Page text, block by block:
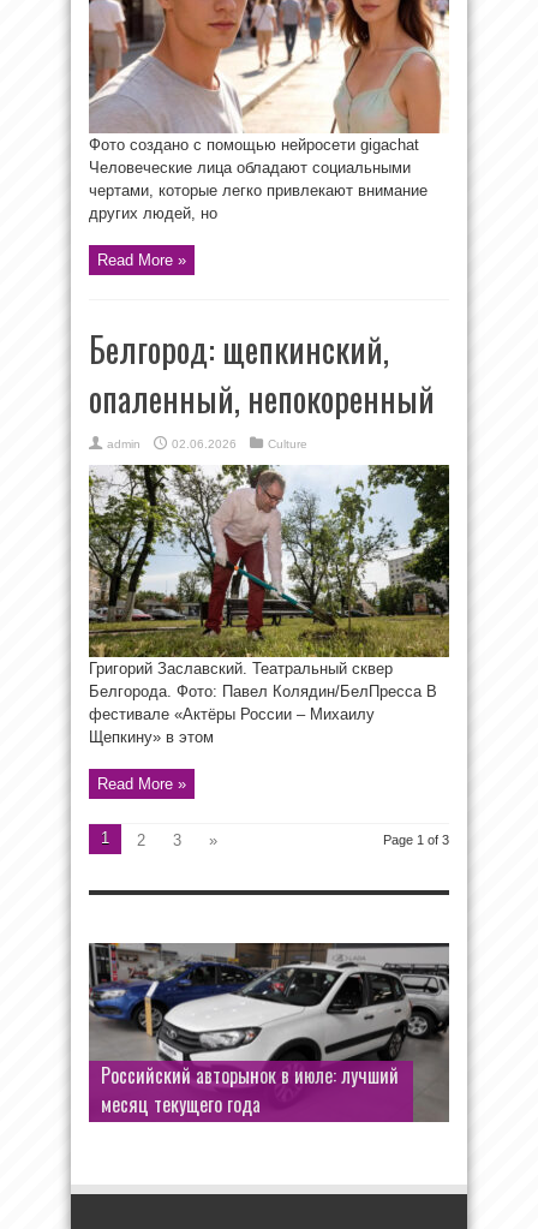
Фото создано с помощью нейросети gigachat
Человеческие лица обладают социальными
чертами, которые легко привлекают внимание
других людей, но
Read More »
Белгород: щепкинский,
опаленный, непокоренный
admin 02.06.2026 Culture
Григорий Заславский. Театральный сквер
Белгорода. Фото: Павел Колядин/БелПресса В
фестивале «Актёры России – Михаилу
Щепкину» в этом
Read More »
Page 1 of 3
1 2 3 »
Российский авторынок в июле: лучший
месяц текущего года
Volkswagen готовит к скорой премьере
Atlas Cross Sport нового поколения